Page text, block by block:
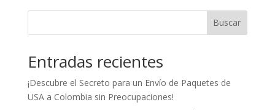
Buscar
Entradas recientes
¡Descubre el Secreto para un Envío de Paquetes de
USA a Colombia sin Preocupaciones!